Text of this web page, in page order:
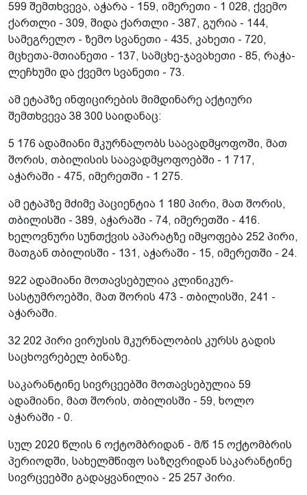
599 შემთხვევა, აჭარა - 159, იმერეთი - 1 028, ქვემო
ქართლი - 309, შიდა ქართლი - 387, გურია - 144,
სამეგრელო - ზემო სვანეთი - 435, კახეთი - 720,
მცხეთა-მთიანეთი - 137, სამცხე-ჯავახეთი - 85, რაჭა-
ლეჩხუმი და ქვემო სვანეთი - 73.
ამ ეტაპზე ინფიცირების მიმდინარე აქტიური
შემთხვევა 38 300 საიდანაც:
5 176 ადამიანი მკურნალობს საავადმყოფოში, მათ
შორის, თბილისის საავადმყოფოებში - 1 717,
აჭარაში - 475, იმერეთში - 1 275.
ამ ეტაპზე მძიმე პაციენტია 1 180 პირი, მათ შორის,
თბილისში - 389, აჭარაში - 74, იმერეთში - 416.
ხელოვნური სუნთქვის აპარატზე იმყოფება 252 პირი,
მათგან თბილისში - 131, აჭარაში - 15, იმერეთში - 24.
922 ადამიანი მოთავსებულია კლინიკურ-
სასტუმროებში, მათ შორის 473 - თბილისში, 241 -
აჭარაში.
32 202 პირი ვირუსის მკურნალობის კურსს გადის
საცხოვრებელ ბინაზე.
საკარანტინე სივრცეებში მოთავსებულია 59
ადამიანი, მათ შორის, თბილისში - 59, ხოლო
აჭარაში - 0.
სულ 2020 წლის 6 ოქტომბრიდან - მ/წ 15 ოქტომბრის
პერიოდში, სახელმწიფო საზღვრიდან საკარანტინე
სივრცეებში გადაყვანილია - 25 257 პირი.